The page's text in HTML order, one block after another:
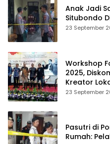
Anak Jadi
Situbondo
23 September
Workshop
2025,
Kreator
Budaya
23 September
Pasutri di
Rumah: